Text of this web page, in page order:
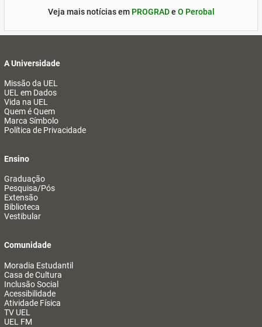
Veja mais notícias em PROGRADe O Perobal
A Universidade
Missão da UEL
UEL em Dados
Vida na UEL
Quem é Quem
Marca Símbolo
Política de Privacidade
Ensino
Graduação
Pesquisa/Pós
Extensão
Biblioteca
Vestibular
Comunidade
Moradia Estudantil
Casa de Cultura
Inclusão Social
Acessibilidade
Atividade Física
TV UEL
UEL FM